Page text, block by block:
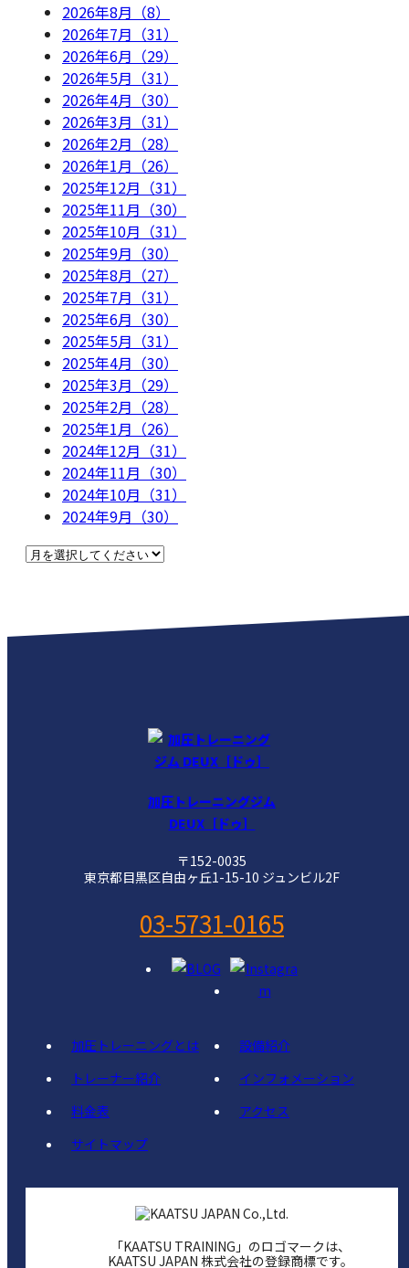
2026年8月（8）
2026年7月（31）
2026年6月（29）
2026年5月（31）
2026年4月（30）
2026年3月（31）
2026年2月（28）
2026年1月（26）
2025年12月（31）
2025年11月（30）
2025年10月（31）
2025年9月（30）
2025年8月（27）
2025年7月（31）
2025年6月（30）
2025年5月（31）
2025年4月（30）
2025年3月（29）
2025年2月（28）
2025年1月（26）
2024年12月（31）
2024年11月（30）
2024年10月（31）
2024年9月（30）
加圧トレーニングジム
DEUX［ドゥ］
〒152-0035
東京都目黒区自由ヶ丘1-15-10 ジュンビル2F
03-5731-0165
加圧トレーニングとは
設備紹介
トレーナー紹介
インフォメーション
料金表
アクセス
サイトマップ
「KAATSU TRAINING」のロゴマークは、
KAATSU JAPAN 株式会社の登録商標です。